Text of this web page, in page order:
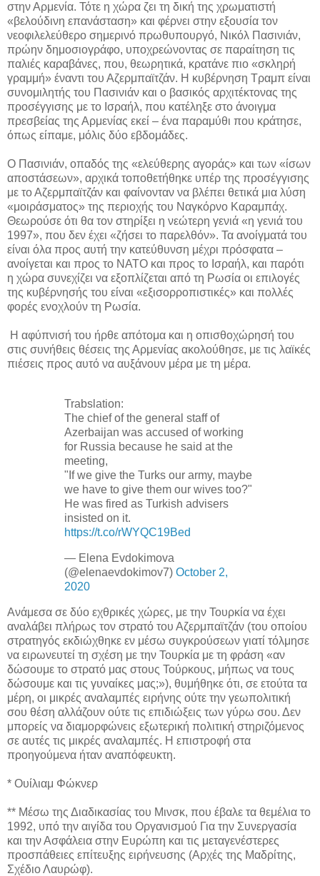
στην Αρμενία. Τότε η χώρα ζει τη δική της χρωματιστή
«βελούδινη επανάσταση» και φέρνει στην εξουσία τον
νεοφιλελεύθερο σημερινό πρωθυπουργό, Νικόλ Πασινιάν,
πρώην δημοσιογράφο, υποχρεώνοντας σε παραίτηση τις
παλιές καραβάνες, που, θεωρητικά, κρατάνε πιο «σκληρή
γραμμή» έναντι του Αζερμπαϊτζάν. Η κυβέρνηση Τραμπ είναι
συνομιλητής του Πασινιάν και ο βασικός αρχιτέκτονας της
προσέγγισης με το Ισραήλ, που κατέληξε στο άνοιγμα
πρεσβείας της Αρμενίας εκεί – ένα παραμύθι που κράτησε,
όπως είπαμε, μόλις δύο εβδομάδες.
Ο Πασινιάν, οπαδός της «ελεύθερης αγοράς» και των «ίσων
αποστάσεων», αρχικά τοποθετήθηκε υπέρ της προσέγγισης
με το Αζερμπαϊτζάν και φαίνονταν να βλέπει θετικά μια λύση
«μοιράσματος» της περιοχής του Ναγκόρνο Καραμπάχ.
Θεωρούσε ότι θα τον στηρίξει η νεώτερη γενιά «η γενιά του
1997», που δεν έχει «ζήσει το παρελθόν». Τα ανοίγματά του
είναι όλα προς αυτή την κατεύθυνση μέχρι πρόσφατα –
ανοίγεται και προς το ΝΑΤΟ και προς το Ισραήλ, και παρότι
η χώρα συνεχίζει να εξοπλίζεται από τη Ρωσία οι επιλογές
της κυβέρνησής του είναι «εξισορροπιστικές» και πολλές
φορές ενοχλούν τη Ρωσία.
Η αφύπνισή του ήρθε απότομα και η οπισθοχώρησή του
στις συνήθεις θέσεις της Αρμενίας ακολούθησε, με τις λαϊκές
πιέσεις προς αυτό να αυξάνουν μέρα με τη μέρα.
Trabslation:
The chief of the general staff of
Azerbaijan was accused of working
for Russia because he said at the
meeting,
"If we give the Turks our army, maybe
we have to give them our wives too?"
He was fired as Turkish advisers
insisted on it.
https://t.co/rWYQC19Bed
— Elena Evdokimova
(@elenaevdokimov7) October 2,
2020
Ανάμεσα σε δύο εχθρικές χώρες, με την Τουρκία να έχει
αναλάβει πλήρως τον στρατό του Αζερμπαϊτζάν (του οποίου
στρατηγός εκδιώχθηκε εν μέσω συγκρούσεων γιατί τόλμησε
να ειρωνευτεί τη σχέση με την Τουρκία με τη φράση «αν
δώσουμε το στρατό μας στους Τούρκους, μήπως να τους
δώσουμε και τις γυναίκες μας;»), θυμήθηκε ότι, σε ετούτα τα
μέρη, οι μικρές αναλαμπές ειρήνης ούτε την γεωπολιτική
σου θέση αλλάζουν ούτε τις επιδιώξεις των γύρω σου. Δεν
μπορείς να διαμορφώνεις εξωτερική πολιτική στηριζόμενος
σε αυτές τις μικρές αναλαμπές. Η επιστροφή στα
προηγούμενα ήταν αναπόφευκτη.
* Ουίλιαμ Φώκνερ
** Μέσω της Διαδικασίας του Μινσκ, που έβαλε τα θεμέλια το
1992, υπό την αιγίδα του Οργανισμού Για την Συνεργασία
και την Ασφάλεια στην Ευρώπη και τις μεταγενέστερες
προσπάθειες επίτευξης ειρήνευσης (Αρχές της Μαδρίτης,
Σχέδιο Λαυρώφ).